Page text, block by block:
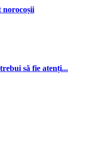
norocoșii
să fie atenți...